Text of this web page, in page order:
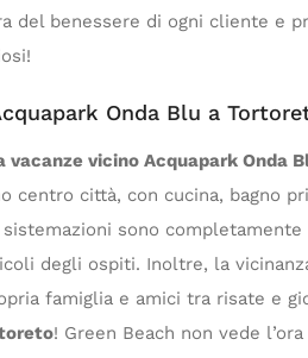
del benessere di ogni cliente e
Onda Blu a
vacanze vicino Acquapark Onda
centro città, con cucina, bagno
sono
degli ospiti. Inoltre, la
famiglia e amici tra risate e
! Green Beach non vede